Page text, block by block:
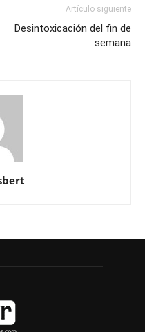
Artículo siguiente
Desintoxicación del fin de
semana